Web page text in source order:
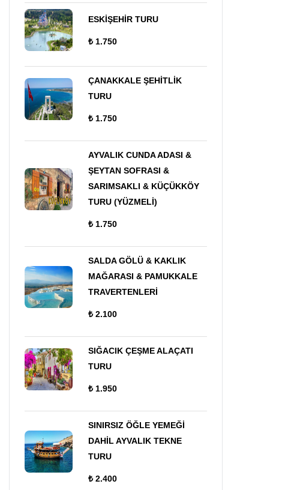
ESKİŞEHİR TURU
₺ 1.750
ÇANAKKALE ŞEHİTLİK
TURU
₺ 1.750
AYVALIK CUNDA ADASI &
ŞEYTAN SOFRASI &
SARIMSAKLI & KÜÇÜKKÖY
TURU (YÜZMELİ)
₺ 1.750
SALDA GÖLÜ & KAKLIK
MAĞARASI & PAMUKKALE
TRAVERTENLERİ
₺ 2.100
SIĞACIK ÇEŞME ALAÇATI
TURU
₺ 1.950
SINIRSIZ ÖĞLE YEMEĞİ
DAHİL AYVALIK TEKNE
TURU
₺ 2.400